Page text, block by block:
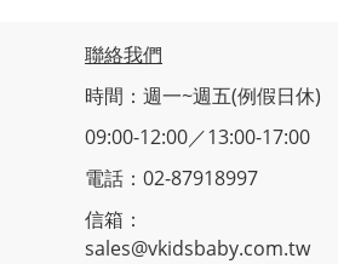
聯絡我們
時間：週一~週五(例假日休)
09:00-12:00／13:00-17:00
電話：02-87918997
信箱：
sales@vkidsbaby.com.tw